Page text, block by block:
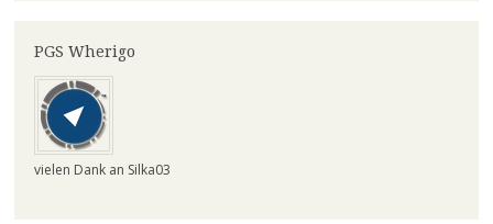
PGS Wherigo
vielen Dank an Silka03